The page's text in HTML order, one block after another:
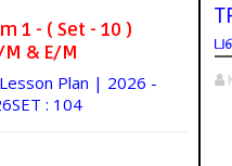
1 - ( Set - 10 )
& E/M
Plan | 2026 -
: 104